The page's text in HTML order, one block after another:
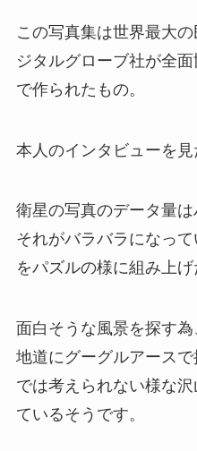
この写真集は世界最大
ジタルグローブ社が全
で作られたもの。
本人のインタビューを見
衛星の写真のデータ量
それがバラバラになっ
をパズルの様に組み上げ
面白そうな風景を探す
地道にグーグルアース
では考えられない様な
ているそうです。